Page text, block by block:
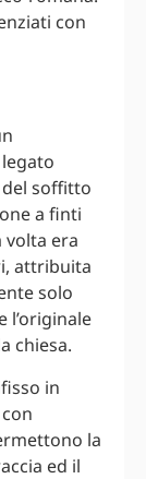
con
del soffitto
a finti
volta era
attribuita
solo
chiesa.
in
la
ed il